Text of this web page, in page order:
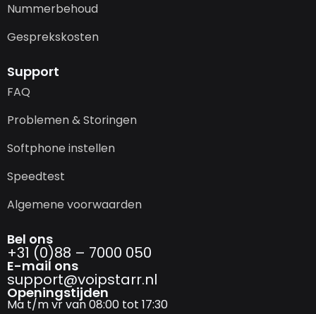
Nummerbehoud
Gesprekskosten
Support
FAQ
Problemen & Storingen
Softphone instellen
Speedtest
Algemene voorwaarden
Bel ons
+31 (0)88 – 7000 050
E-mail ons
support@­voipstarr.nl
Openingstijden
Ma t/m vr van 08:00 tot 17:30